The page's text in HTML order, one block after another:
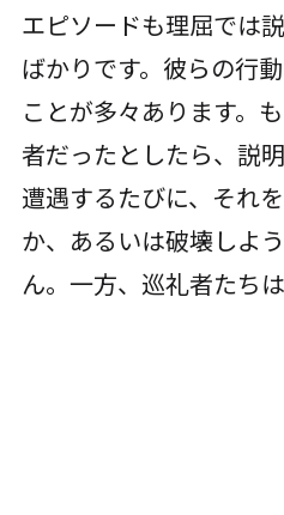
エピソードも理屈では
ばかりです。彼らの行
ことが多々あります。
者だったとしたら、説
遭遇するたびに、それ
か、あるいは破壊しよ
ん。一方、巡礼者たち